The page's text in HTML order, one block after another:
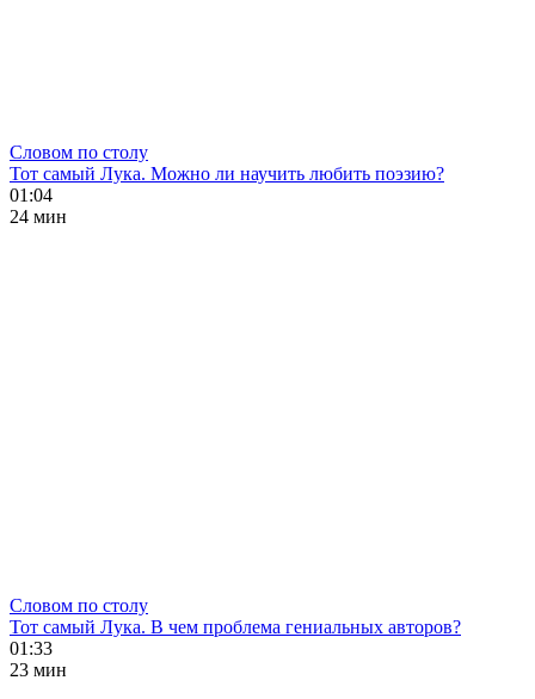
Словом по столу
Тот самый Лука. Можно ли научить любить поэзию?
01:04
24 мин
Словом по столу
Тот самый Лука. В чем проблема гениальных авторов?
01:33
23 мин